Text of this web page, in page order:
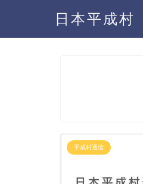
日本平成村
平成村通信